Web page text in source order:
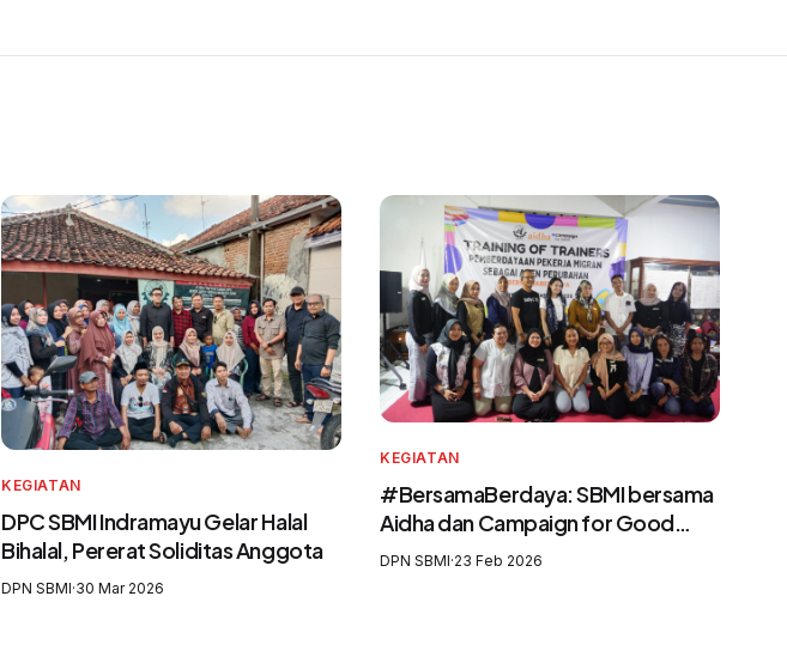
KEGIATAN
DPC SBMI Indramayu Gelar Halal
Bihalal, Pererat Soliditas Anggota
DPN SBMI·30 Mar 2026
KEGIATAN
#BersamaBerdaya: SBMI bersama
Aidha dan Campaign for Good
Perkuat Purna Pekerja Migran
DPN SBMI·23 Feb 2026